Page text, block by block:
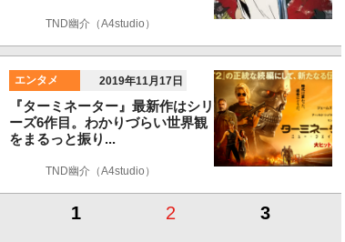
TND幽介（A4studio）
エンタメ 2019年11月17日
『ターミネーター』最新作はシリ
ーズ6作目。わかりづらい世界観
をまるっと振り...
TND幽介（A4studio）
1 2 3